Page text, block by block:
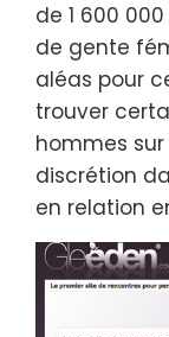
de 1 600
de gente
aléas pour
trouver
hommes sur
discrétion
en relation